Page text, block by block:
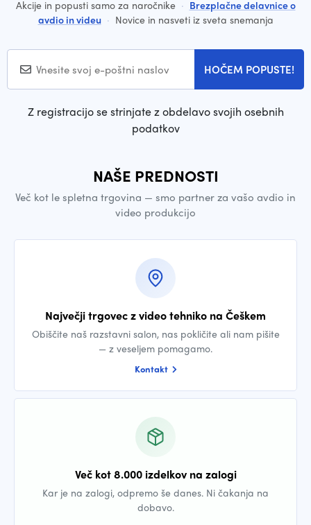
Akcije in popusti samo za naročnike · Brezplačne delavnice o
avdio in videu · Novice in nasveti iz sveta snemanja
HOČEM POPUSTE!
Z registracijo se strinjate z obdelavo svojih osebnih
podatkov
NAŠE PREDNOSTI
Več kot le spletna trgovina — smo partner za vašo avdio in
video produkcijo
Največji trgovec z video tehniko na Češkem
Obiščite naš razstavni salon, nas pokličite ali nam pišite
— z veseljem pomagamo.
Kontakt
Več kot 8.000 izdelkov na zalogi
Kar je na zalogi, odpremo še danes. Ni čakanja na
dobavo.